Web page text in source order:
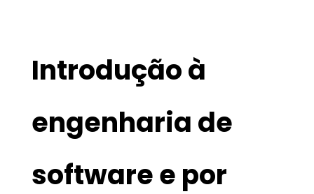
Introdução à
engenharia de
software e por